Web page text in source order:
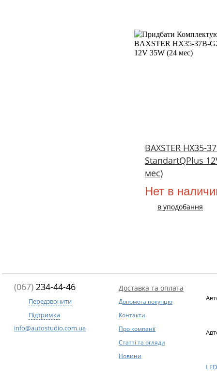
BAXSTER HX35-
StandartQPlus
мес)
Нет в
в уподобання
(067) 234-44-46
Передзвонити
Підтримка
info@autostudio.com.ua
Доставка та оплата
Допомога покупцю
Контакти
Про компанії
Статті та огляди
Новини